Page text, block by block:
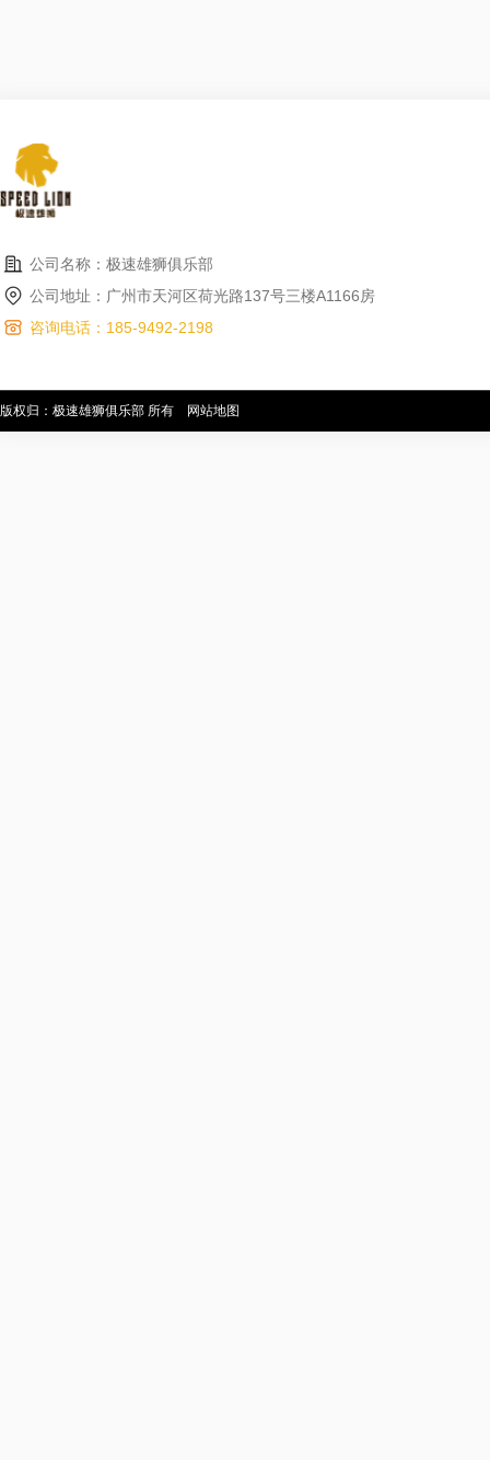
公司名称：极速雄狮俱乐部
公司地址：广州市天河区荷光路137号三楼A1166房
咨询电话：185-9492-2198
版权归：极速雄狮俱乐部 所有 网站地图